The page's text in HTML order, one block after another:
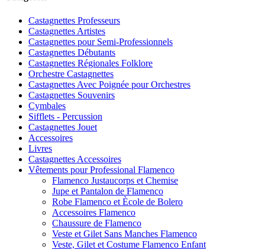
Castagnettes Professeurs
Castagnettes Artistes
Castagnettes pour Semi-Professionnels
Castagnettes Débutants
Castagnettes Régionales Folklore
Orchestre Castagnettes
Castagnettes Avec Poignée pour Orchestres
Castagnettes Souvenirs
Cymbales
Sifflets - Percussion
Castagnettes Jouet
Accessoires
Livres
Castagnettes Accessoires
Vêtements pour Professional Flamenco
Flamenco Justaucorps et Chemise
Jupe et Pantalon de Flamenco
Robe Flamenco et Ècole de Bolero
Accessoires Flamenco
Chaussure de Flamenco
Veste et Gilet Sans Manches Flamenco
Veste, Gilet et Costume Flamenco Enfant